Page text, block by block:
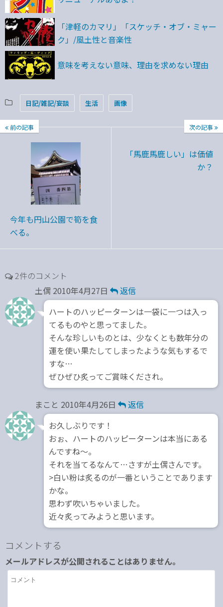
「津軽のカマリ」「スケッチ・オブ・ミャー
ク」/風土性と音楽性
意味を考えない意味、理由を求めない理由
日記/雑記/妄談 生活 画像
前の記事
今年も円山公園で筍を食
べる。
次の記事
「馬鹿馬鹿しい」は価値
か？
2件のコメント
土偶 2010年4月27日
返信
ハートのハッピーターンは一袋に一つは入っ
てるものやと思ってました。
そんな珍しいものとは、少なくとも数年分の
運を使い果たしてしまったような気もするで
すな…
ぜひぜひ炙ってご賞味くだされ。
まこと 2010年4月26日
返信
お久しぶりです！
おぉ、ハートのハッピーターンは本当にある
んですね～。
それを当てるなんて…さすが土偶さんです。
>白い粉は炙るのが一番ということであります
かな。
思わず吹いちゃいました。
近々炙ってみようと思います。
コメントする
メールアドレスが公開されることはありません。